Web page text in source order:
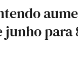
para